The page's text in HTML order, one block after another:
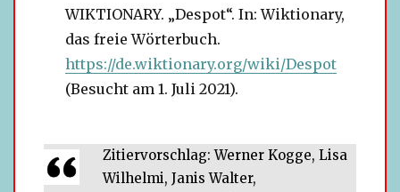
WIKTIONARY. „Despot“. In: Wiktionary,
das freie Wörterbuch.
https://de.wiktionary.org/wiki/Despot
(Besucht am 1. Juli 2021).
Zitiervorschlag: Werner Kogge, Lisa
Wilhelmi, Janis Walter,